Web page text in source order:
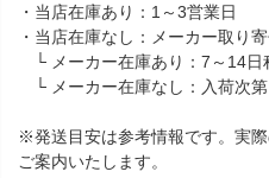
・当店在庫あり：1～3営業日
・当店在庫なし：メーカー取り
└ メーカー在庫あり：7～14日
└ メーカー在庫なし：入荷次第
※発送目安は参考情報です。実
ご案内いたします。